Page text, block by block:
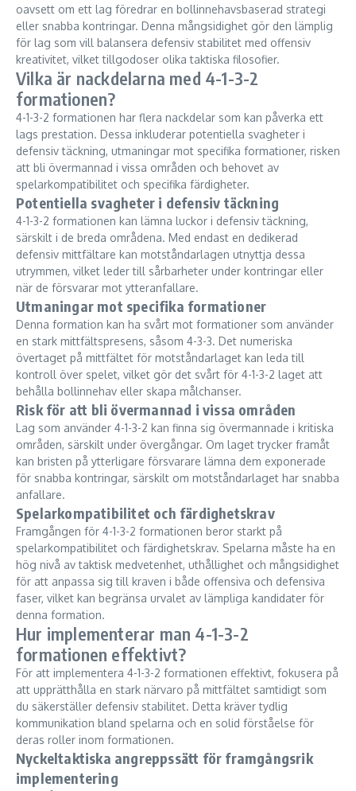
oavsett om ett lag föredrar en bollinnehavsbaserad strategi
eller snabba kontringar. Denna mångsidighet gör den lämplig
för lag som vill balansera defensiv stabilitet med offensiv
kreativitet, vilket tillgodoser olika taktiska filosofier.
Vilka är nackdelarna med 4-1-3-2
formationen?
4-1-3-2 formationen har flera nackdelar som kan påverka ett
lags prestation. Dessa inkluderar potentiella svagheter i
defensiv täckning, utmaningar mot specifika formationer, risken
att bli övermannad i vissa områden och behovet av
spelarkompatibilitet och specifika färdigheter.
Potentiella svagheter i defensiv täckning
4-1-3-2 formationen kan lämna luckor i defensiv täckning,
särskilt i de breda områdena. Med endast en dedikerad
defensiv mittfältare kan motståndarlagen utnyttja dessa
utrymmen, vilket leder till sårbarheter under kontringar eller
när de försvarar mot ytteranfallare.
Utmaningar mot specifika formationer
Denna formation kan ha svårt mot formationer som använder
en stark mittfältspresens, såsom 4-3-3. Det numeriska
övertaget på mittfältet för motståndarlaget kan leda till
kontroll över spelet, vilket gör det svårt för 4-1-3-2 laget att
behålla bollinnehav eller skapa målchanser.
Risk för att bli övermannad i vissa områden
Lag som använder 4-1-3-2 kan finna sig övermannade i kritiska
områden, särskilt under övergångar. Om laget trycker framåt
kan bristen på ytterligare försvarare lämna dem exponerade
för snabba kontringar, särskilt om motståndarlaget har snabba
anfallare.
Spelarkompatibilitet och färdighetskrav
Framgången för 4-1-3-2 formationen beror starkt på
spelarkompatibilitet och färdighetskrav. Spelarna måste ha en
hög nivå av taktisk medvetenhet, uthållighet och mångsidighet
för att anpassa sig till kraven i både offensiva och defensiva
faser, vilket kan begränsa urvalet av lämpliga kandidater för
denna formation.
Hur implementerar man 4-1-3-2
formationen effektivt?
För att implementera 4-1-3-2 formationen effektivt, fokusera på
att upprätthålla en stark närvaro på mittfältet samtidigt som
du säkerställer defensiv stabilitet. Detta kräver tydlig
kommunikation bland spelarna och en solid förståelse för
deras roller inom formationen.
Nyckeltaktiska angreppssätt för framgångsrik
implementering